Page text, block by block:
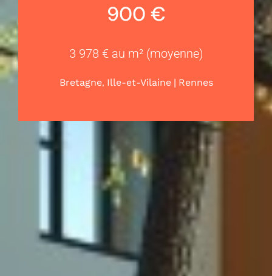
900 €
3 978 € au m² (moyenne)
Bretagne, Ille-et-Vilaine| Rennes